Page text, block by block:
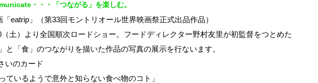
・・・「つながる」を楽しむ。
「eatrip」（第33回モントリオール世界映画祭正式出品作品）
（土）より全国順次ロードショー。フードディレクター野村友里が初監督をつとめた
」と「食」のつながりを描いた作品の写真の展示を行ないます。
いのカード
っているようで意外と知らない食べ物のコト」